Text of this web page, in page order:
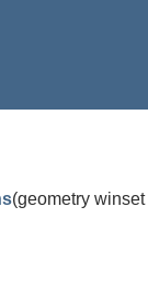
(geometry winset